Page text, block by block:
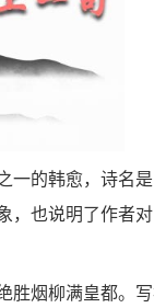
的韩愈，诗名
，也说明了作者
烟柳满皇都。